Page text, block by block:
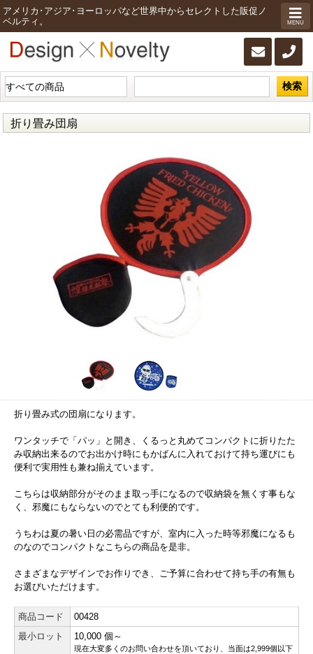
アメリカ･アジア･ヨーロッパなど世界中からセレクトした販促ノ
ベルティ。
MENU
検索
折り畳み団扇
折り畳み式の団扇になります。
ワンタッチで「パッ」と開き、くるっと丸めてコンパクトに折りたた
み収納出来るのでお出かけ時にもかばんに入れておけて持ち運びにも
便利で実用性も兼ね揃えています。
こちらは収納部分がそのまま取っ手になるので収納袋を無くす事もな
く、邪魔にもならないのでとても利便的です。
うちわは夏の暑い日の必需品ですが、室内に入った時等邪魔になるも
のなのでコンパクトなこちらの商品を是非。
さまざまなデザインでお作りでき、ご予算に合わせて持ち手の有無も
お選びいただけます。
商品コード
00428
最小ロット
10,000 個～
現在大変多くのお問い合わせを頂いており、当面は2,999個以下